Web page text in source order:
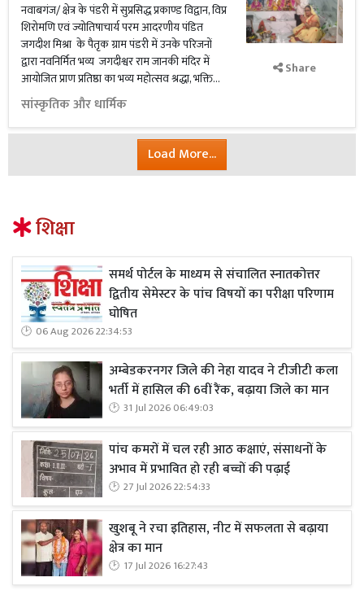
नवाबगंज/ क्षेत्र के पंडरी में सुप्रसिद्ध प्रकाण्ड विद्वान, विप्र
शिरोमणि एवं ज्योतिषाचार्य परम आदरणीय पंडित
जगदीश मिश्रा के पैतृक ग्राम पंडरी में उनके परिजनों
द्वारा नवनिर्मित भव्य जगदीश्वर राम जानकी मंदिर में
आयोजित प्राण प्रतिष्ठा का भव्य महोत्सव श्रद्धा, भक्ति...
सांस्कृतिक और धार्मिक
Share
Load More...
शिक्षा
समर्थ पोर्टल के माध्यम से संचालित स्नातकोत्तर
द्वितीय सेमेस्टर के पांच विषयों का परीक्षा परिणाम
घोषित
06 Aug 2026 22:34:53
अम्बेडकरनगर जिले की नेहा यादव ने टीजीटी कला
भर्ती में हासिल की 6वीं रैंक, बढ़ाया जिले का मान
31 Jul 2026 06:49:03
पांच कमरों में चल रही आठ कक्षाएं, संसाधनों के
अभाव में प्रभावित हो रही बच्चों की पढ़ाई
27 Jul 2026 22:54:33
खुशबू ने रचा इतिहास, नीट में सफलता से बढ़ाया
क्षेत्र का मान
17 Jul 2026 16:27:43